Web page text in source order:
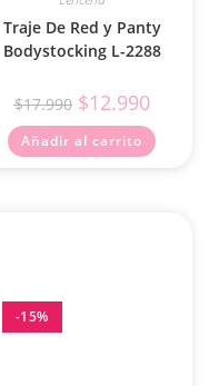
Traje De Red y Panty
Bodystocking L-2288
$17.990 $12.990
Añadir al carrito
-15%